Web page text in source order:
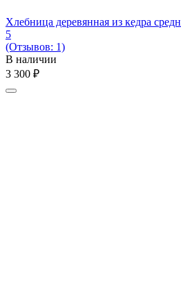
Хлебница деревянная из кедра
5
(Отзывов: 1)
В наличии
3 300 ₽